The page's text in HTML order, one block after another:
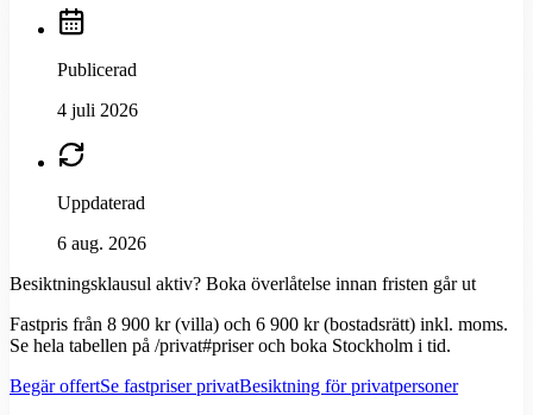
Publicerad
4 juli 2026
Uppdaterad
6 aug. 2026
Besiktningsklausul aktiv? Boka överlåtelse innan fristen går ut
Fastpris från 8 900 kr (villa) och 6 900 kr (bostadsrätt) inkl. moms.
Se hela tabellen på /privat#priser och boka Stockholm i tid.
Begär offertSe fastpriser privatBesiktning för privatpersoner